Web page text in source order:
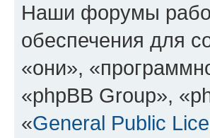
Наши форумы
обеспечения для
«они»,
«phpBB Group»,
«General Public